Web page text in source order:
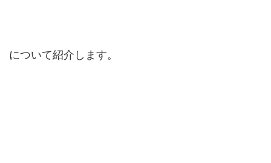
について紹介します。